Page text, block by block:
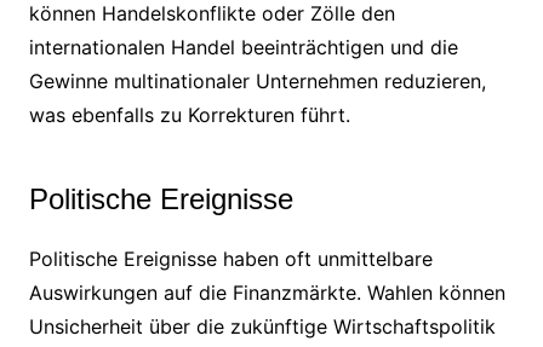
können Handelskonflikte oder Zölle den
internationalen Handel beeinträchtigen und die
Gewinne multinationaler Unternehmen reduzieren,
was ebenfalls zu Korrekturen führt.
Politische Ereignisse
Politische Ereignisse haben oft unmittelbare
Auswirkungen auf die Finanzmärkte. Wahlen können
Unsicherheit über die zukünftige Wirtschaftspolitik